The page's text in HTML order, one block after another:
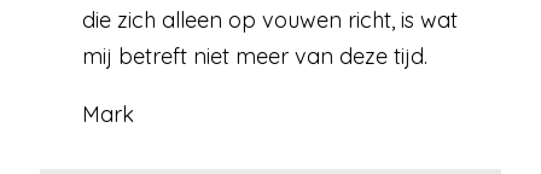
die zich alleen op vouwen richt, is wat
mij betreft niet meer van deze tijd.
Mark